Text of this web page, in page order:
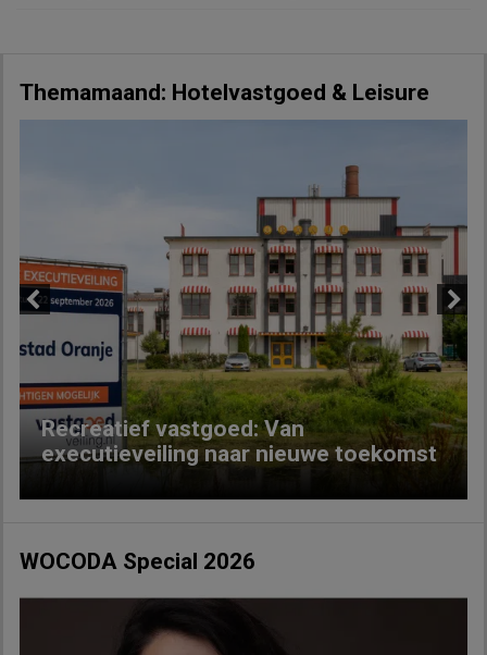
Themamaand: Hotelvastgoed & Leisure
Recreatief vastgoed: Van
executieveiling naar nieuwe toekomst
Next
WOCODA Special 2026